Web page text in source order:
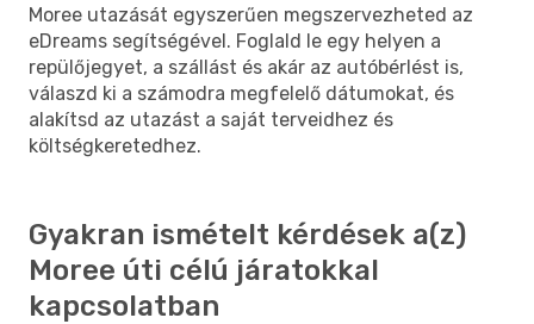
Moree utazását egyszerűen megszervezheted az
eDreams segítségével. Foglald le egy helyen a
repülőjegyet, a szállást és akár az autóbérlést is,
válaszd ki a számodra megfelelő dátumokat, és
alakítsd az utazást a saját terveidhez és
költségkeretedhez.
Gyakran ismételt kérdések a(z)
Moree úti célú járatokkal
kapcsolatban